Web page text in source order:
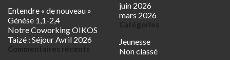
Entendre « de nouveau »
Génèse 1,1-2,4
Notre Coworking OIKOS
Taizé : Séjour Avril 2026
Commentaires récents
juin 2026
mars 2026
Catégories
Jeunesse
Non classé